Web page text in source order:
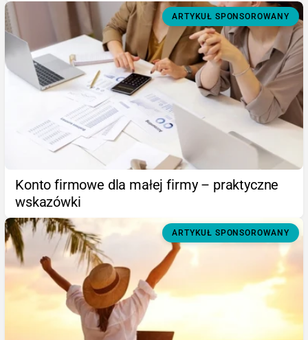
ARTYKUŁ SPONSOROWANY
Konto firmowe dla małej firmy – praktyczne
wskazówki
ARTYKUŁ SPONSOROWANY